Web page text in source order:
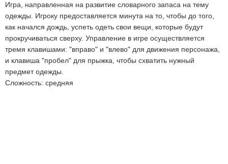
Игра, направленная на развитие словарного запаса на тему
одежды. Игроку предоставляется минута на то, чтобы до того,
как начался дождь, успеть одеть свои вещи, которые будут
прокручиваться сверху. Управление в игре осуществляется
тремя клавишами: "вправо" и "влево" для движения персонажа,
и клавиша "пробел" для прыжка, чтобы схватить нужный
предмет одежды.
Сложность: средняя